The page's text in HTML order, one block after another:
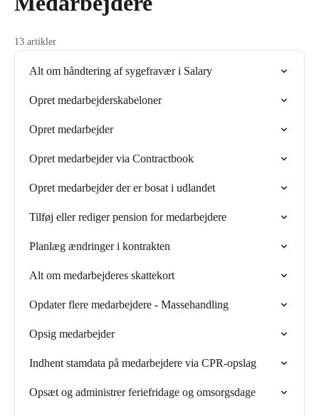
13 artikler
Alt om håndtering af sygefravær i Salary
Opret medarbejderskabeloner
Opret medarbejder
Opret medarbejder via Contractbook
Opret medarbejder der er bosat i udlandet
Tilføj eller rediger pension for medarbejdere
Planlæg ændringer i kontrakten
Alt om medarbejderes skattekort
Opdater flere medarbejdere - Massehandling
Opsig medarbejder
Indhent stamdata på medarbejdere via CPR-opslag
Opsæt og administrer feriefridage og omsorgsdage